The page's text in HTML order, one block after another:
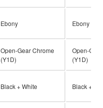
Ebony Ebony
Open-Gear Chrome
(Y1D)
Open-
(Y1D)
Black + White Black +